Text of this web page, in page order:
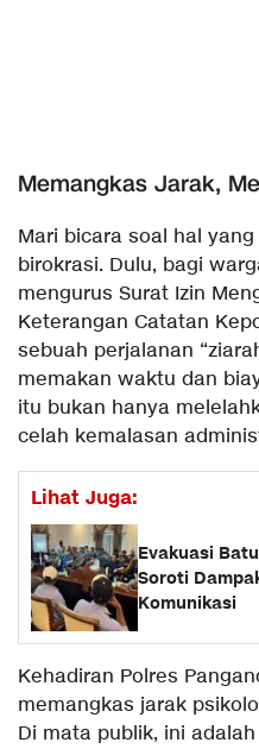
​Memangkas Jarak,
​Mari bicara soal hal
birokrasi. Dulu, bagi
mengurus Surat Izin
Keterangan Catatan
sebuah perjalanan
memakan waktu dan
itu bukan hanya
celah kemalasan
Lihat Juga:
Evakuasi
Soroti
Komunikasi
​Kehadiran Polres
memangkas jarak
Di mata publik, ini